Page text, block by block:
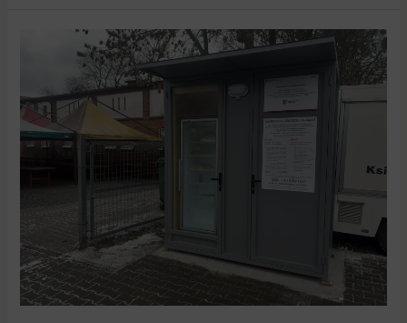
się
jedzeniem!
Wystartowały
konkursy
„Wielkopolskie
Jadłodzielnie”